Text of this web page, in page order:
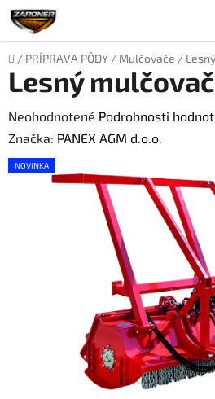
Prejsť
na
obsah
Domov
/ PRÍPRAVA PÔDY / Mulčovače /
Lesný
Priemerné
hodnotenie
produktu
Neohodnotené Podrobnosti
Značka: PANEX AGM d.o.o.
NOVINKA